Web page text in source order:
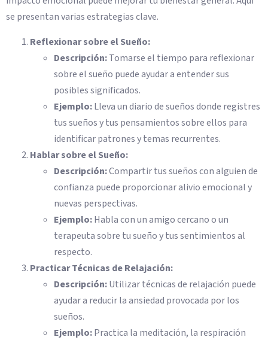
se presentan varias estrategias clave.
Reflexionar sobre el Sueño:
Descripción:Tomarse el tiempo para reflexionar
sobre el sueño puede ayudar a entender sus
posibles significados.
Ejemplo:Lleva un diario de sueños donde registres
tus sueños y tus pensamientos sobre ellos para
identificar patrones y temas recurrentes.
Hablar sobre el Sueño:
Descripción:Compartir tus sueños con alguien de
confianza puede proporcionar alivio emocional y
nuevas perspectivas.
Ejemplo:Habla con un amigo cercano o un
terapeuta sobre tu sueño y tus sentimientos al
respecto.
Practicar Técnicas de Relajación:
Descripción:Utilizar técnicas de relajación puede
ayudar a reducir la ansiedad provocada por los
sueños.
Ejemplo:Practica la meditación, la respiración